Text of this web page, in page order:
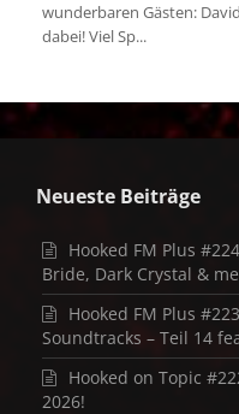
wunderbaren Gästen:
dabei! Viel Sp...
Neueste Beiträge
Hooked FM Plus
Bride, Dark Crystal &
Hooked FM Plus
Soundtracks – Teil 14
Hooked on Topic
2026!